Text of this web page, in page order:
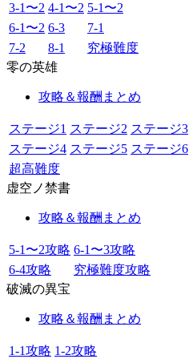
3-1〜2 4-1〜2 5-1〜2
6-1〜2 6-3
7-1
7-2
8-1
究極難度
零の英雄
攻略＆報酬まとめ
ステージ1 ステージ2 ステージ3
ステージ4 ステージ5 ステージ6
超高難度
虚空ノ禁書
攻略＆報酬まとめ
5-1〜2攻略 6-1〜3攻略
6-4攻略
究極難度攻略
破滅の異宝
攻略＆報酬まとめ
1-1攻略 1-2攻略